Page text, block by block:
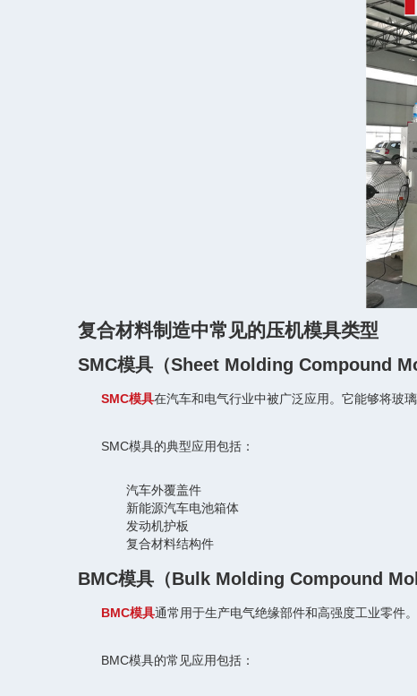
复合材料制造中常见的压机模具类型
SMC模具（Sheet Molding Compound
SMC模具在汽车和电气行业中被广泛应用。它能够将玻
SMC模具的典型应用包括：
汽车外覆盖件
新能源汽车电池箱体
发动机护板
复合材料结构件
BMC模具（Bulk Molding Compound
BMC模具通常用于生产电气绝缘部件和高强度工业零件
BMC模具的常见应用包括：